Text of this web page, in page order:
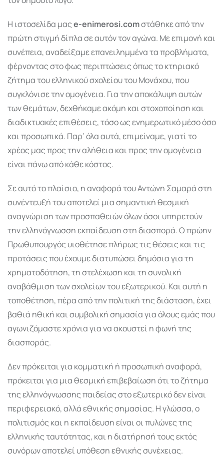
Η ιστοσελίδα μαςe-enimerosi.comστάθηκε από την
πρώτη στιγμή δίπλα σε αυτόν τον αγώνα. Με επιμονή και
συνέπεια, αναδείξαμε επανειλημμένα τα προβλήματα,
φέρνοντας στο φως περιπτώσεις όπως το κτηριακό
ζήτημα του ελληνικού σχολείου του Μονάχου, που
συγκλόνισε την ομογένεια. Για την αποκάλυψη αυτών
των θεμάτων, δεχθήκαμε ακόμη και στοχοποίηση και
διαδικτυακές επιθέσεις, τόσο ως ενημερωτικό μέσο όσο
και προσωπικά. Παρ’ όλα αυτά, επιμείναμε, γιατί το
χρέος μας προς την αλήθεια και προς την ομογένεια
είναι πάνω από κάθε κόστος.
Σε αυτό το πλαίσιο, η αναφορά του Αντώνη Σαμαρά στη
συνέντευξή του αποτελεί μια σημαντική θεσμική
αναγνώριση των προσπαθειών όλων όσοι υπηρετούν
την ελληνόγνωσση εκπαίδευση στη διασπορά. Ο πρώην
Πρωθυπουργός υιοθέτησε πλήρως τις θέσεις και τις
προτάσεις που έχουμε διατυπώσει δημόσια για τη
χρηματοδότηση, τη στελέχωση και τη συνολική
αναβάθμιση των σχολείων του εξωτερικού. Και αυτή η
τοποθέτηση, πέρα από την πολιτική της διάσταση, έχει
βαθιά ηθική και συμβολική σημασία για όλους εμάς που
αγωνιζόμαστε χρόνια για να ακουστεί η φωνή της
διασποράς.
Δεν πρόκειται για κομματική ή προσωπική αναφορά,
πρόκειται για μια θεσμική επιβεβαίωση ότι το ζήτημα
της ελληνόγνωσσης παιδείας στο εξωτερικό δεν είναι
περιφερειακό, αλλά εθνικής σημασίας. Η γλώσσα, ο
πολιτισμός και η εκπαίδευση είναι οι πυλώνες της
ελληνικής ταυτότητας, και η διατήρησή τους εκτός
συνόρων αποτελεί υπόθεση εθνικής συνέχειας.